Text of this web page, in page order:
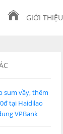
GIỚI THIỆU
sum vầy, thêm
tại Haidilao
VPBank